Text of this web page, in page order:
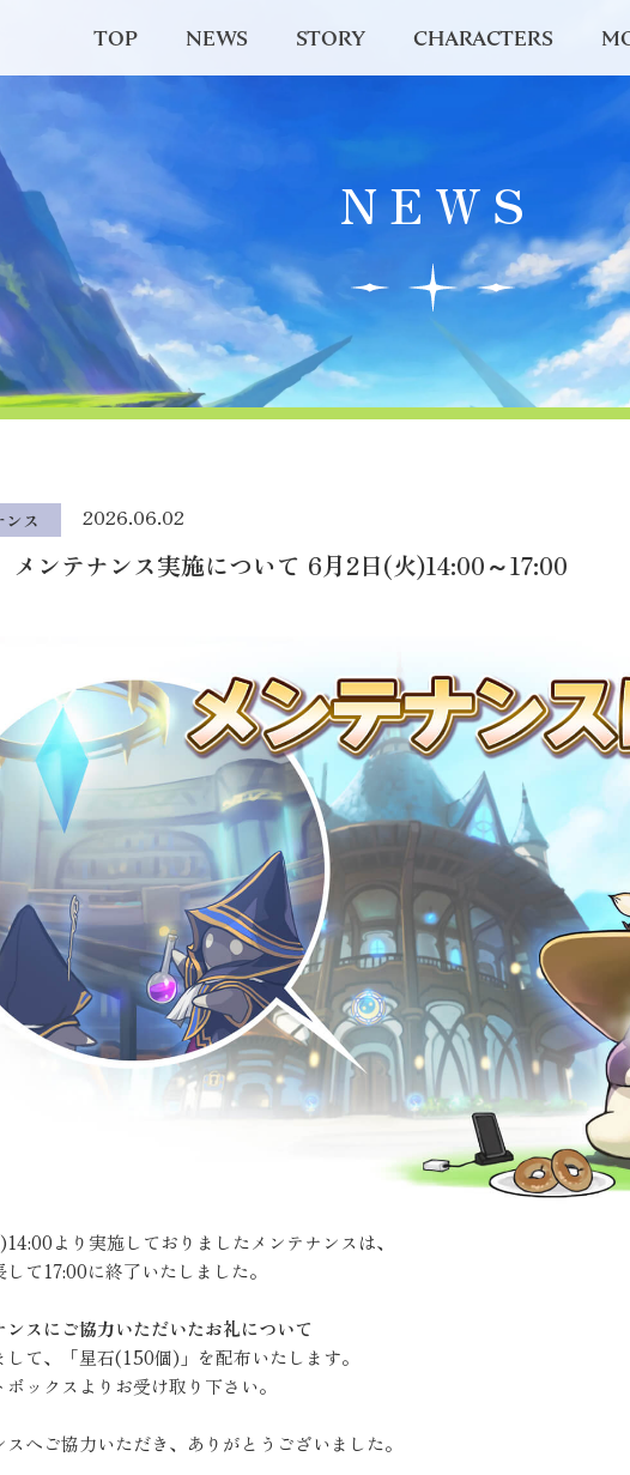
TOP NEWS STORY CHARACTERS
NEWS
ンス 2026.06.02
メンテナンス実施について 6月2日(火)14:00～17:00
より実施しておりましたメンテナンスは、
て17:00に終了いたしました。
スにご協力いただいたお礼について
して、「星石(150個)」を配布いたします。
ボックスよりお受け取り下さい。
スへご協力いただき、ありがとうございました。